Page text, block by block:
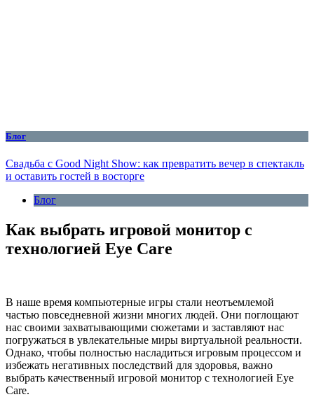
Блог
Свадьба с Good Night Show: как превратить вечер в спектакль
и оставить гостей в восторге
Блог
Как выбрать игровой монитор с
технологией Eye Care
В наше время компьютерные игры стали неотъемлемой
частью повседневной жизни многих людей. Они поглощают
нас своими захватывающими сюжетами и заставляют нас
погружаться в увлекательные миры виртуальной реальности.
Однако, чтобы полностью насладиться игровым процессом и
избежать негативных последствий для здоровья, важно
выбрать качественный игровой монитор с технологией Eye
Care.